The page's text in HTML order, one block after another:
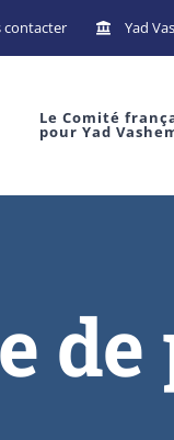
contacter Yad
Le Comité
pour Yad
de